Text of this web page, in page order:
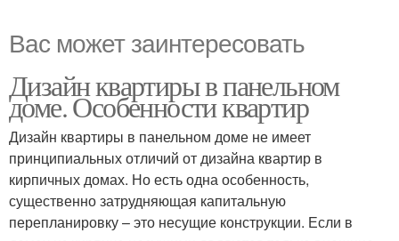
Вас может заинтересовать
Дизайн квартиры в панельном
доме. Особенности квартир
Дизайн квартиры в панельном доме не имеет
принципиальных отличий от дизайна квартир в
кирпичных домах. Но есть одна особенность,
существенно затрудняющая капитальную
перепланировку – это несущие конструкции. Если в